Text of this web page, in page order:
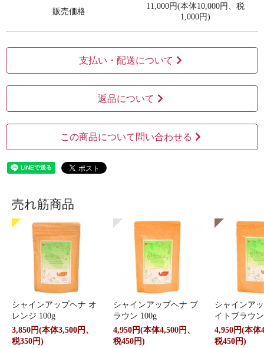
販売価格
11,000円(本体10,000円、税
1,000円)
支払い・配送について
返品について
この商品について問い合わせる
売れ筋商品
シャインアップヘナ オ
レンジ 100g
3,850円(本体3,500円、
税350円)
シャインアップヘナ ブ
ラウン 100g
4,950円(本体4,500円、
税450円)
シャインア
イトブラウ
4,950円(本体
税450円)